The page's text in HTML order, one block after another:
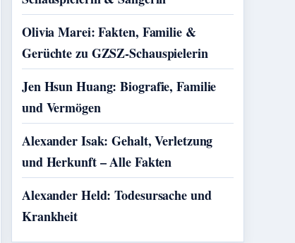
Olivia Marei: Fakten, Familie &
Gerüchte zu GZSZ-Schauspielerin
Jen Hsun Huang: Biografie, Familie
und Vermögen
Alexander Isak: Gehalt, Verletzung
und Herkunft – Alle Fakten
Alexander Held: Todesursache und
Krankheit